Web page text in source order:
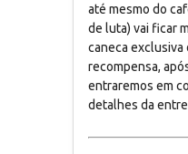
até mesmo do
de luta) vai ficar
caneca
recompensa,
entraremos em
detalhes da